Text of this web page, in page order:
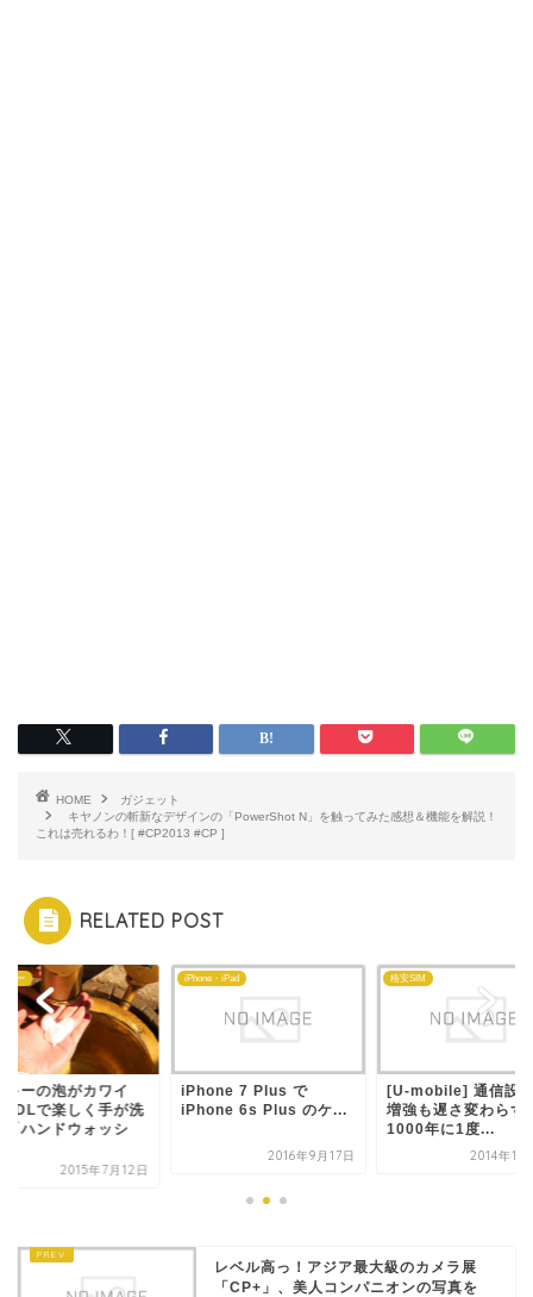
HOME
ガジェット
キヤノンの斬新なデザインの「PowerShot N」を触ってみた感想＆機能を解説！
これは売れるわ！[ #CP2013 #CP ]
RELATED POST
ニー
キーの泡がカワイ
TDLで楽しく手が洗
「ハンドウォッシ
2015年7月12日
iPhone・iPad
iPhone 7 Plus で
iPhone 6s Plus のケ...
2016年9月17日
格安SIM
[U-mobile] 通信設
増強も遅さ変わらず
1000年に1度...
2014年11
レベル高っ！アジア最大級のカメラ展
「CP+」、美人コンパニオンの写真を